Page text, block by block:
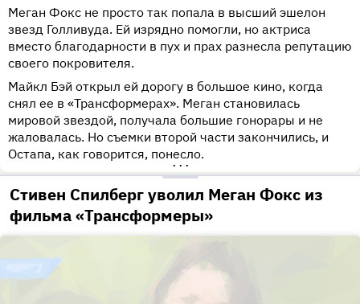
Меган Фокс не просто так попала в высший эшелон
звезд Голливуда. Ей изрядно помогли, но актриса
вместо благодарности в пух и прах разнесла репутацию
своего покровителя.
Майкл Бэй открыл ей дорогу в большое кино, когда
снял ее в «Трансформерах». Меган становилась
мировой звездой, получала большие гонорары и не
жаловалась. Но съемки второй части закончились, и
Остапа, как говорится, понесло.
•••
Стивен Спилберг уволил Меган Фокс из
фильма «Трансформеры»